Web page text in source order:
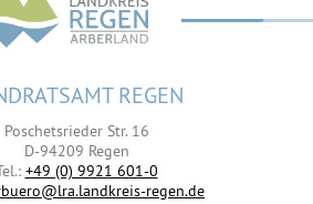
REGEN
Poschetsrieder Str. 16
D-94209 Regen
+49 (0) 9921 601-0
regen.de